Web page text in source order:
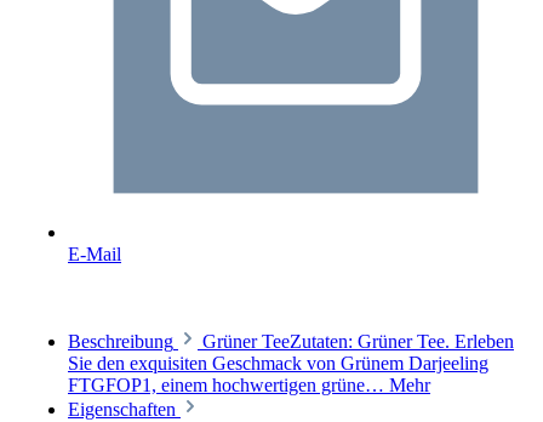
E-Mail
Beschreibung
Grüner TeeZutaten: Grüner Tee. Erleben
Sie den exquisiten Geschmack von Grünem Darjeeling
FTGFOP1, einem hochwertigen grüne… Mehr
Eigenschaften